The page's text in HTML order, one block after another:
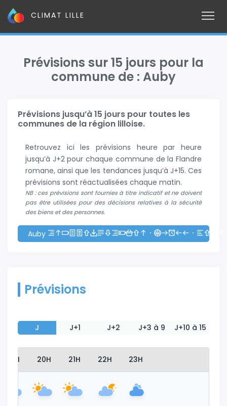
CLIMAT LILLE
Prévisions sur 15 jours pour la
commune de : Auby
Prévisions jusqu’à 15 jours pour toutes les
communes de la région lilloise.
Retrouvez ici les prévisions heure par heure
jusqu’à J+2 pour chaque commune de la Flandre
romane, ainsi que les tendances jusqu’à J+15. Ces
prévisions sont réactualisées chaque matin.
NB : ces prévisions sont fournies à titre indicatif et ne doivent
pas être utilisées pour des décisions relatives à la sécurité
des biens et des personnes.
Auby
Prévisions
J J+1 J+2 J+3 à 9 J+10 à 15
19H 20H 21H 22H 23H